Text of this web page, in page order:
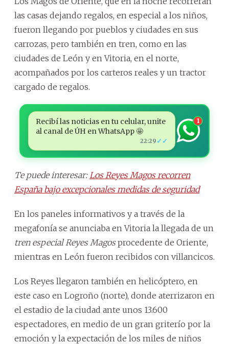
las casas dejando regalos, en especial a los niños,
fueron llegando por pueblos y ciudades en sus
carrozas, pero también en tren, como en las
ciudades de León y en Vitoria, en el norte,
acompañados por los carteros reales y un tractor
cargado de regalos.
Recibí las noticias en tu celular, unite
al canal de ÚH en WhatsApp 🤩
22:29 ✓✓
1
Te puede interesar: Los Reyes Magos recorren
España bajo excepcionales medidas de seguridad
En los paneles informativos y a través de la
megafonía se anunciaba en Vitoria la llegada de un
tren especial Reyes Magosprocedente de Oriente,
mientras en León fueron recibidos con villancicos.
Los Reyes llegaron también en helicóptero, en
este caso en Logroño (norte), donde aterrizaron en
el estadio de la ciudad ante unos 13.600
espectadores, en medio de un gran griterío por la
emoción y la expectación de los miles de niños